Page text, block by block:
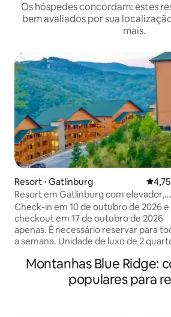
Os hóspedes concordam: estes
bem avaliados por sua
mais.
Resort ⋅ Gatlinburg 4,75
Resort em Gatlinburg com elevador,
outubro de 2026 - 10 vagas
Check-in em 10 de outubro de 2026 e
checkout em 17 de outubro de 2026
apenas. É necessário reservar para toda
a semana. Unidade de luxo de 2 quartos
até 10 hóspedes Inclui passes gratuitos
para a semana no parque aquático e
minigolfe gratuito 2BR Vila Deluxe
Montanhas Blue Ridge:
populares para